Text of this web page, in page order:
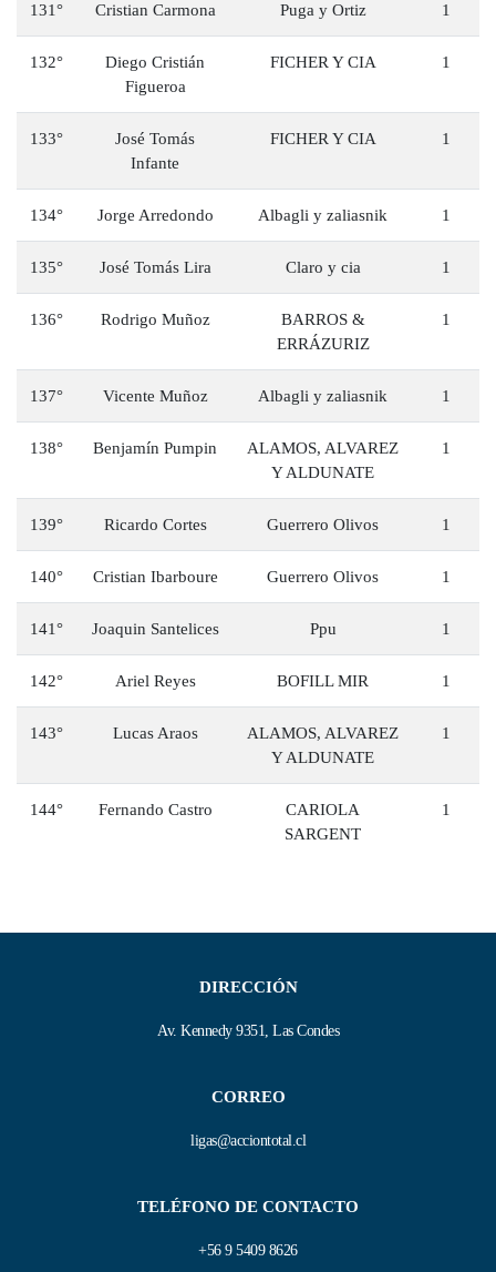
131° Cristian Carmona Puga y Ortiz 1
132°
Diego Cristián
Figueroa
FICHER Y CIA 1
133°
José Tomás
Infante
FICHER Y CIA 1
134° Jorge Arredondo Albagli y zaliasnik 1
135° José Tomás Lira Claro y cia 1
136° Rodrigo Muñoz
BARROS &
ERRÁZURIZ
1
137° Vicente Muñoz Albagli y zaliasnik 1
138° Benjamín Pumpin
ALAMOS, ALVAREZ
Y ALDUNATE
1
139° Ricardo Cortes Guerrero Olivos 1
140° Cristian Ibarboure Guerrero Olivos 1
141° Joaquin Santelices Ppu 1
142° Ariel Reyes BOFILL MIR 1
143° Lucas Araos
ALAMOS, ALVAREZ
Y ALDUNATE
1
144° Fernando Castro
CARIOLA
SARGENT
1
DIRECCIÓN
Av. Kennedy 9351, Las Condes
CORREO
ligas@acciontotal.cl
TELÉFONO DE CONTACTO
+56 9 5409 8626